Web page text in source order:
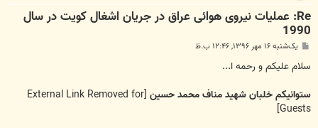
Re: عملیات نیروی هوائی عراق در جریان اشغال کویت در سال
1990
پ
ت
یک‌شنبه ۱۶ مهر ۱۳۹۶, ۱۲:۴۶ ب.ظ
سلام علیکم و رحمه ا...
ستوانیکم خلبان شهید مناف محمد حسین [External Link Removed for
Guests]